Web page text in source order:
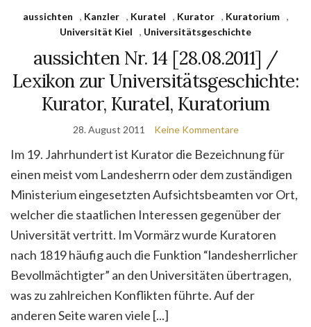
aussichten , Kanzler , Kuratel , Kurator , Kuratorium
,
Universität Kiel
, Universitätsgeschichte
aussichten Nr. 14 [28.08.2011] /
Lexikon zur Universitätsgeschichte:
Kurator, Kuratel, Kuratorium
28. August 2011 Keine Kommentare
Im 19. Jahrhundert ist Kurator die Bezeichnung für
einen meist vom Landesherrn oder dem zuständigen
Ministerium eingesetzten Aufsichtsbeamten vor Ort,
welcher die staatlichen Interessen gegenüber der
Universität vertritt. Im Vormärz wurde Kuratoren
nach 1819 häufig auch die Funktion “landesherrlicher
Bevollmächtigter” an den Universitäten übertragen,
was zu zahlreichen Konflikten führte. Auf der
anderen Seite waren viele [...]